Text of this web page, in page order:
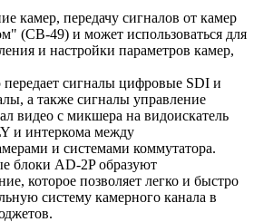
камер, передачу сигналов от камер
(CB-49) и может использоваться для
и настройки параметров камер,
сигналы цифровые SDI и
а также сигналы управление
видео с микшера на видоискатель
и интеркома между
и системами коммутатора.
блоки AD-2P образуют
которое позволяет легко и быстро
систему камерного канала в